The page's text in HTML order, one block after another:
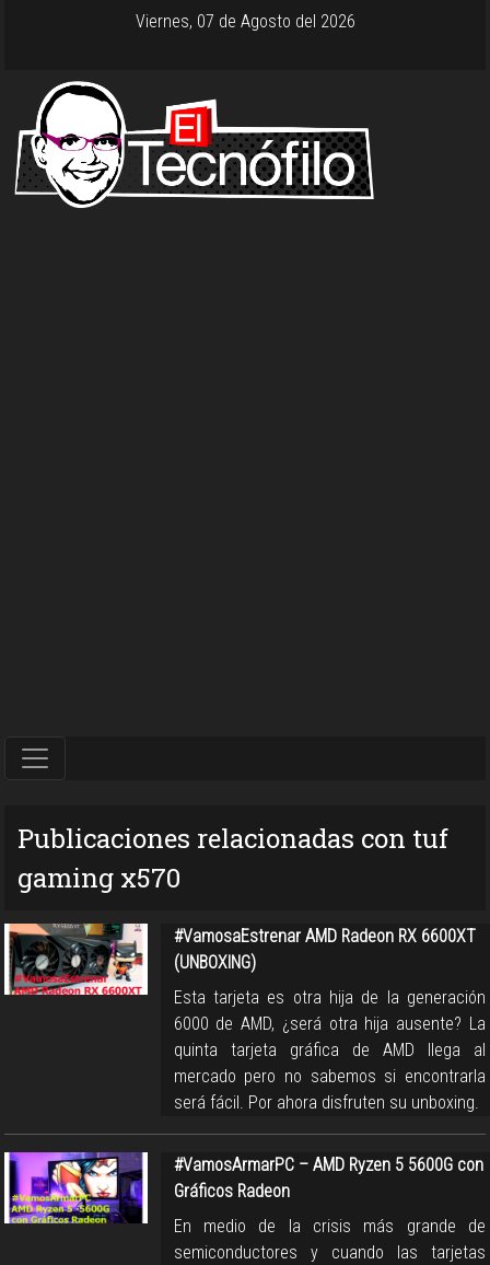
Viernes, 07 de Agosto del 2026
Publicaciones relacionadas con tuf
gaming x570
#VamosaEstrenar AMD Radeon RX 6600XT
(UNBOXING)
Esta tarjeta es otra hija de la generación
6000 de AMD, ¿será otra hija ausente? La
quinta tarjeta gráfica de AMD llega al
mercado pero no sabemos si encontrarla
será fácil. Por ahora disfruten su unboxing.
#VamosArmarPC – AMD Ryzen 5 5600G con
Gráficos Radeon
En medio de la crisis más grande de
semiconductores y cuando las tarjetas